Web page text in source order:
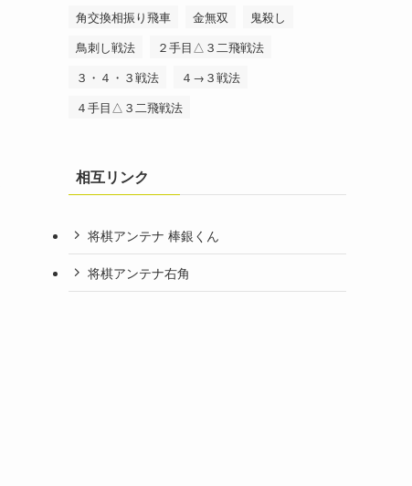
角交換相振り飛車
金無双
鬼殺し
鳥刺し戦法
２手目△３二飛戦法
３・４・３戦法
４→３戦法
４手目△３二飛戦法
相互リンク
将棋アンテナ 棒銀くん
将棋アンテナ右角